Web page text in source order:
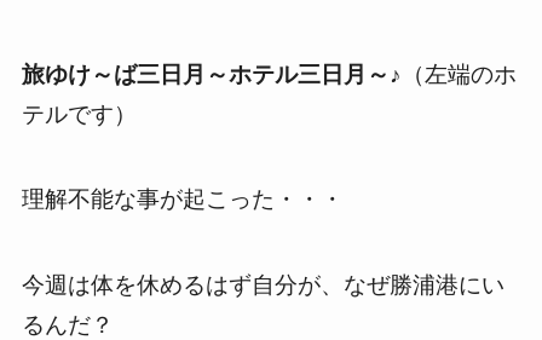
旅ゆけ～ば三日月～ホテル三日月～♪ （左端のホ
テルです）
理解不能な事が起こった・・・
今週は体を休めるはず自分が、なぜ勝浦港にい
るんだ？